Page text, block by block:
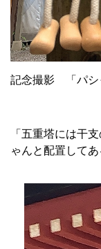
記念撮影 「パシ
「五重塔には干
ゃんと配置してあ